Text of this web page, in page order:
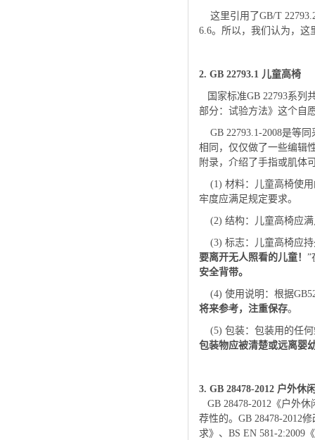
这里引用了GB/T
6.6。所以，我们认为，这
2. GB 22793.1 儿童高椅
国家标准GB 22793系列
部分：试验方法》这个自
GB 22793.1-2008是等同
相同，仅仅做了一些编辑
附录，介绍了手指或肌体
(1) 材料：儿童高椅使用
牢度应满足规定要求。
(2) 结构：儿童高椅应满
(3) 标志：儿童高椅应持
要离开无人照看的儿童！ ”
安全背带。
(4) 使用说明：根据
将来参考，注重保存。
(5) 包装：包装用的任何
包装物应被清楚或远离婴
3. GB 28478-2012 户外休
GB 28478-2012《户外
荐性的。GB 28478-2012
求》、BS EN 581-2:2009